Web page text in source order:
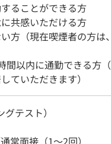
ることができる方
共感いただける方
方（現在喫煙者の方
間以内に通勤できる方
ていただきます）
テスト）
常面接（1～2回）